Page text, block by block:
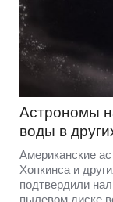
Астрономы
воды в
Американские
Хопкинса и
подтвердили
пылевом диске